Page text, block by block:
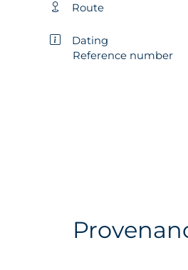
Route
Dating
Reference number